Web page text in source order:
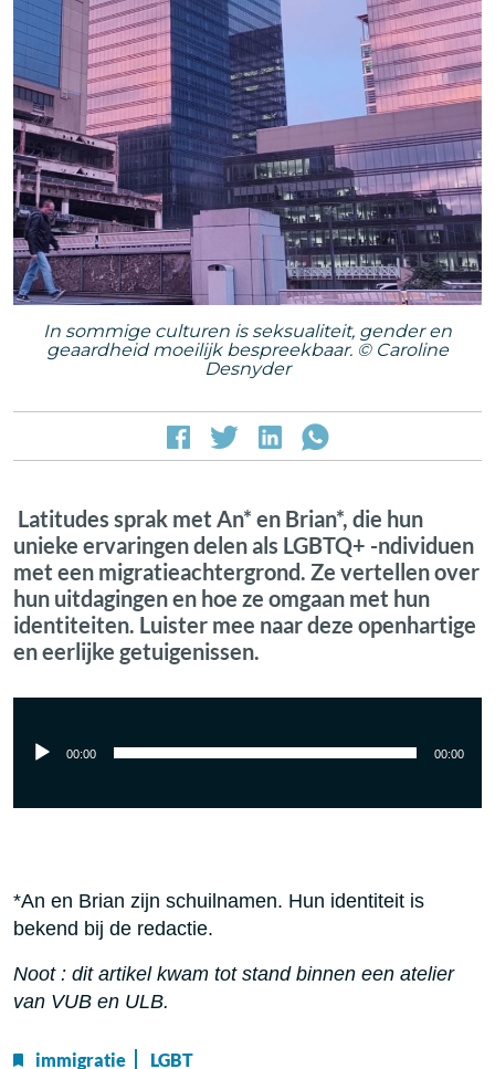
In sommige culturen is seksualiteit, gender en
geaardheid moeilijk bespreekbaar. © Caroline
Desnyder
Latitudes sprak met An* en Brian*, die hun
unieke ervaringen delen als LGBTQ+ -ndividuen
met een migratieachtergrond. Ze vertellen over
hun uitdagingen en hoe ze omgaan met hun
identiteiten. Luister mee naar deze openhartige
en eerlijke getuigenissen.
00:00 00:00
*An en Brian zijn schuilnamen. Hun identiteit is
bekend bij de redactie.
Noot : dit artikel kwam tot stand binnen een atelier
van VUB en ULB.
immigratie LGBT